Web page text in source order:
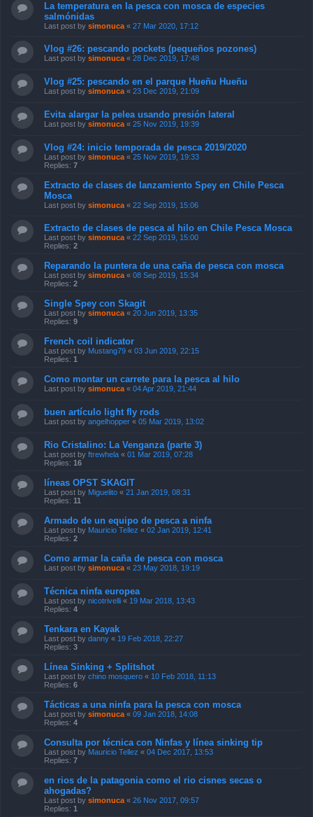
La temperatura en la pesca con mosca de especies
salmónidas
Last post by simonuca « 27 Mar 2020, 17:12
Vlog #26: pescando pockets (pequeños pozones)
Last post by simonuca « 28 Dec 2019, 17:48
Vlog #25: pescando en el parque Hueñu Hueñu
Last post by simonuca « 23 Dec 2019, 21:09
Evita alargar la pelea usando presión lateral
Last post by simonuca « 25 Nov 2019, 19:39
Vlog #24: inicio temporada de pesca 2019/2020
Last post by simonuca « 25 Nov 2019, 19:33
Replies: 7
Extracto de clases de lanzamiento Spey en Chile Pesca
Mosca
Last post by simonuca « 22 Sep 2019, 15:06
Extracto de clases de pesca al hilo en Chile Pesca Mosca
Last post by simonuca « 22 Sep 2019, 15:00
Replies: 2
Reparando la puntera de una caña de pesca con mosca
Last post by simonuca « 08 Sep 2019, 15:34
Replies: 2
Single Spey con Skagit
Last post by simonuca « 20 Jun 2019, 13:35
Replies: 9
French coil indicator
Last post by Mustang79 « 03 Jun 2019, 22:15
Replies: 1
Como montar un carrete para la pesca al hilo
Last post by simonuca « 04 Apr 2019, 21:44
buen artículo light fly rods
Last post by angelhopper « 05 Mar 2019, 13:02
Rio Cristalino: La Venganza (parte 3)
Last post by ftrewhela « 01 Mar 2019, 07:28
Replies: 16
líneas OPST SKAGIT
Last post by Miguelito « 21 Jan 2019, 08:31
Replies: 11
Armado de un equipo de pesca a ninfa
Last post by Mauricio Tellez « 02 Jan 2019, 12:41
Replies: 2
Como armar la caña de pesca con mosca
Last post by simonuca « 23 May 2018, 19:19
Técnica ninfa europea
Last post by nicotrivelli « 19 Mar 2018, 13:43
Replies: 4
Tenkara en Kayak
Last post by danny « 19 Feb 2018, 22:27
Replies: 3
Línea Sinking + Splitshot
Last post by chino mosquero « 10 Feb 2018, 11:13
Replies: 6
Tácticas a una ninfa para la pesca con mosca
Last post by simonuca « 09 Jan 2018, 14:08
Replies: 4
Consulta por técnica con Ninfas y línea sinking tip
Last post by Mauricio Tellez « 04 Dec 2017, 13:53
Replies: 7
en rios de la patagonia como el rio cisnes secas o
ahogadas?
Last post by simonuca « 26 Nov 2017, 09:57
Replies: 1